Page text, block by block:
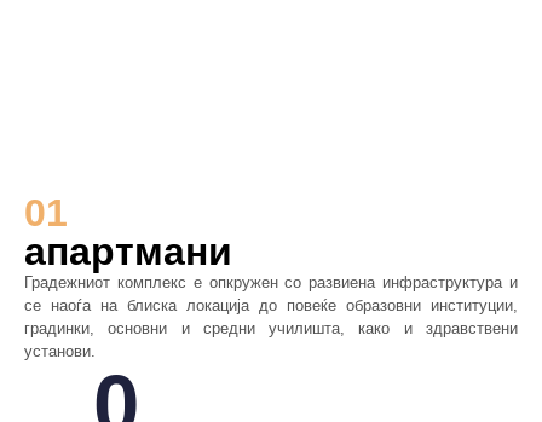
01
апартмани
Градежниот комплекс е опкружен со развиена инфраструктура и
се наоѓа на блиска локација до повеќе образовни институции,
градинки, основни и средни училишта, како и здравствени
установи.